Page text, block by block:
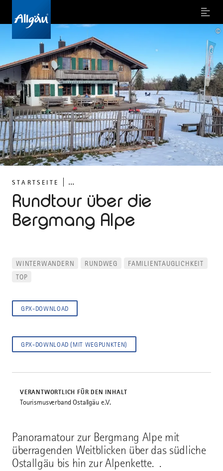
Menu
STARTSEITE ...
Rundtour über die
Bergmang Alpe
©
Panoramatour zur Bergmang Alpe mit
überragenden Weitblicken über das südliche
Ostallgäu bis hin zur Alpenkette. .
WINTERWANDERN RUNDWEG
FAMILIENTAUGLICHKEIT
TOP
GPX-DOWNLOAD
GPX-DOWNLOAD (MIT WEGPUNKTEN)
VERANTWORTLICH FÜR DEN INHALT
Tourismusverband Ostallgäu e.V.